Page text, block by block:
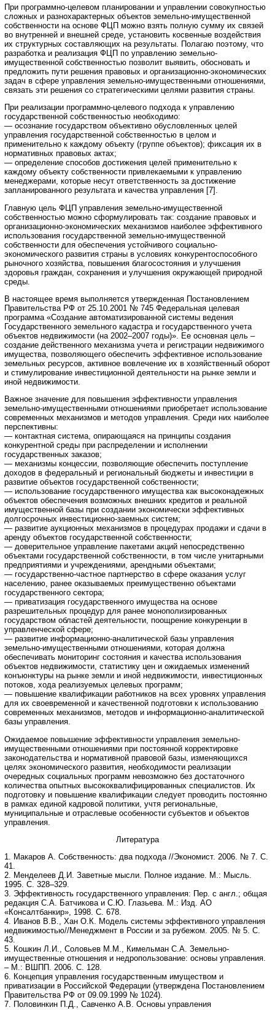
При программно-целевом планировании и управлении совокупностью
сложных и разнохарактерных объектов земельно-имущественной
собственности на основе ФЦП можно взять полную сумму их связей
во внутренней и внешней среде, установить косвенные воздействия
их структурных составляющих на результаты. Полагаю поэтому, что
разработка и реализация ФЦП по управлению земельно-
имущественной собственностью позволит выявить, обосновать и
предложить пути решения правовых и организационно-экономических
задач в сфере управления земельно-имущественными отношениями,
связать эти решения со стратегическими целями развития страны.
При реализации программно-целевого подхода к управлению
государственной собственностью необходимо:
— осознание государством объективно обусловленных целей
управления государственной собственностью в целом и
применительно к каждому объекту (группе объектов); фиксация их в
нормативных правовых актах;
— определение способов достижения целей применительно к
каждому объекту собственности привлекаемыми к управлению
менеджерами, которые несут ответственность за достижение
запланированного результата и качества управления [7].
Главную цель ФЦП управления земельно-имущественной
собственностью можно сформулировать так: создание правовых и
организационно-экономических механизмов наиболее эффективного
использования государственной земельно-имущественной
собственности для обеспечения устойчивого социально-
экономического развития страны в условиях конкурентоспособного
рыночного хозяйства, повышения благосостояния и улучшения
здоровья граждан, сохранения и улучшения окружающей природной
среды.
В настоящее время выполняется утвержденная Постановлением
Правительства РФ от 25.10.2001 № 745 Федеральная целевая
программа «Создание автоматизированной системы ведения
Государственного земельного кадастра и государственного учета
объектов недвижимости (на 2002–2007 годы)». Ее основная цель –
создание действенного механизма учета и регистрации недвижимого
имущества, позволяющего обеспечить эффективное использование
земельных ресурсов, активное вовлечение их в хозяйственный оборот
и стимулирование инвестиционной деятельности на рынке земли и
иной недвижимости.
Важное значение для повышения эффективности управления
земельно-имущественными отношениями приобретает использование
современных механизмов и методов управления. Среди них наиболее
перспективны:
— контактная система, опирающаяся на принципы создания
конкурентной среды при распределении и исполнении
государственных заказов;
— механизмы концессии, позволяющие обеспечить поступление
доходов в федеральный и региональный бюджеты и инвестиции в
развитие объектов государственной собственности;
— использование государственного имущества как высоконадежных
объектов обеспечения возможных внешних кредитов и реальной
имущественной базы при создании экономически эффективных
долгосрочных инвестиционно-заемных систем;
— развитие аукционных механизмов в процедурах продажи и сдачи в
аренду объектов государственной собственности;
— доверительное управление пакетами акций непосредственно
объектами государственной собственности, в том числе унитарными
предприятиями и учреждениями, арендными объектами;
— государственно-частное партнерство в сфере оказания услуг
населению, ранее оказываемых преимущественно объектами
государственного сектора;
— приватизация государственного имущества на основе
разрешительных процедур для ранее монополизированных
государством областей деятельности, поощрение конкуренции в
управленческой сфере;
— развитие информационно-аналитической базы управления
земельно-имущественными отношениями, которая должна
обеспечивать мониторинг состояния и качества использования
объектов недвижимости, статистику цен и ожидаемых изменений
конъюнктуры на рынке земли и иной недвижимости, инвестиционных
потоков, хода реализуемых целевых программ;
— повышение квалификации работников на всех уровнях управления
для их своевременной и качественной подготовки к использованию
современных механизмов, методов и информационно-аналитической
базы управления.
Ожидаемое повышение эффективности управления земельно-
имущественными отношениями при постоянной корректировке
законодательства и нормативной правовой базы, изменяющихся
целях экономического развития, необходимости реализации
очередных социальных программ невозможно без достаточного
количества опытных высококвалифицированных специалистов. Их
подготовку и повышение квалификации следует проводить постоянно
в рамках единой кадровой политики, учтя региональные,
муниципальные и отраслевые особенности субъектов и объектов
управления.
Литература
1. Макаров А. Собственность: два подхода //Экономист. 2006. № 7. С.
41.
2. Менделеев Д.И. Заветные мысли. Полное издание. М.: Мысль.
1995. С. 328–329.
3. Эффективность государственного управления: Пер. с англ.; общая
редакция С.А. Батчикова и С.Ю. Глазьева. М.: Изд. АО
«Консалтбанкир», 1998. С. 678.
4. Иванов В.В., Хан О.К. Модель системы эффективного управления
недвижимостью//Менеджмент в России и за рубежом. 2005. № 5. С.
43.
5. Кошкин Л.И., Соловьев М.М., Кимельман С.А. Земельно-
имущественные отношения и недропользование: основы управления.
– М.: ВШПП. 2006. С. 128.
6. Концепция управления государственным имуществом и
приватизации в Российской Федерации (утверждена Постановлением
Правительства РФ от 09.09.1999 № 1024).
7. Половинкин П.Д., Савченко А.В. Основы управления